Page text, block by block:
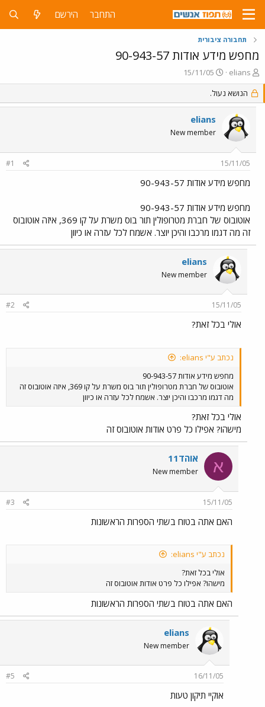
התחבר הירשם
תחבורה ציבורית
מחפש מידע אודות 90-943-57
פ
ו
ת
ח
elians
פ
ו
ר
ס
ב
ת
ך
15/11/05
הנושא נעול.
elians
New member
15/11/05
#1
מחפש מידע אודות 90-943-57
מחפש מידע אודות 90-943-57
אוטובוס של חברת מטרופולין תור בוס משרת על קו 369, איזה אוטובוס
זה מה דגמו מרכבו והיכן יוצר. אשמח לכל עזרה או כיוון
elians
New member
15/11/05
#2
אולי בכל זאת?
נכתב ע"י elians:
מחפש מידע אודות 90-943-57
אוטובוס של חברת מטרופולין תור בוס משרת על קו 369, איזה אוטובוס זה
מה דגמו מרכבו והיכן יוצר. אשמח לכל עזרה או כיוון
אולי בכל זאת?
מישהו? אפילו כל פרט אודות אוטובוס זה
א אוהד11
New member
15/11/05
#3
האם אתה בטוח בשתי הספרות הראשונות
נכתב ע"י elians:
אולי בכל זאת?
מישהו? אפילו כל פרט אודות אוטובוס זה
האם אתה בטוח בשתי הספרות הראשונות
elians
New member
16/11/05
#5
אוקיי תיקון טעות